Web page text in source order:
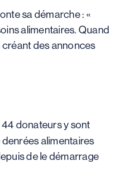
sa démarche : «
alimentaires. Quand
des annonces
donateurs y sont
alimentaires
de le démarrage